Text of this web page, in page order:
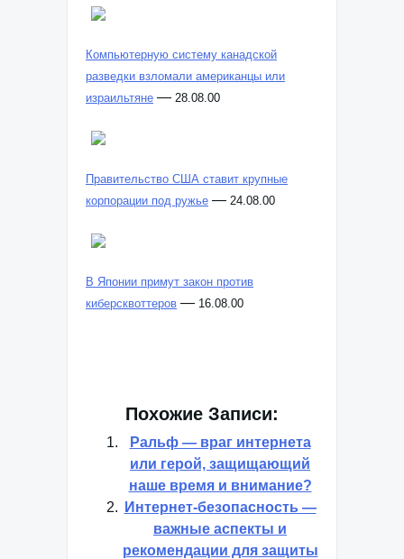
Компьютерную систему канадской
разведки взломали американцы или
израильтяне — 28.08.00
Правительство США ставит крупные
корпорации под ружье — 24.08.00
В Японии примут закон против
киберсквоттеров — 16.08.00
Похожие Записи:
Ральф — враг интернета
или герой, защищающий
наше время и внимание?
Интернет-безопасность —
важные аспекты и
рекомендации для защиты